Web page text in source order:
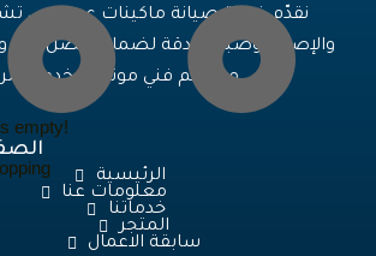
empty!
نقدّم خدمة صيانة ماكينات عد نقود ،
والإصلاح وضبط الدقة لضمان أفضل أداء
مع دعم فني موثوق وخدمة سريعة.
الرئيسية
معلومات عنا
خدماتنا
المتجر
سابقة الاعمال